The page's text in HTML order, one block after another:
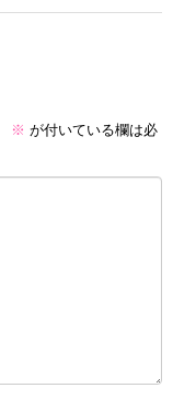
※ が付いている欄は必